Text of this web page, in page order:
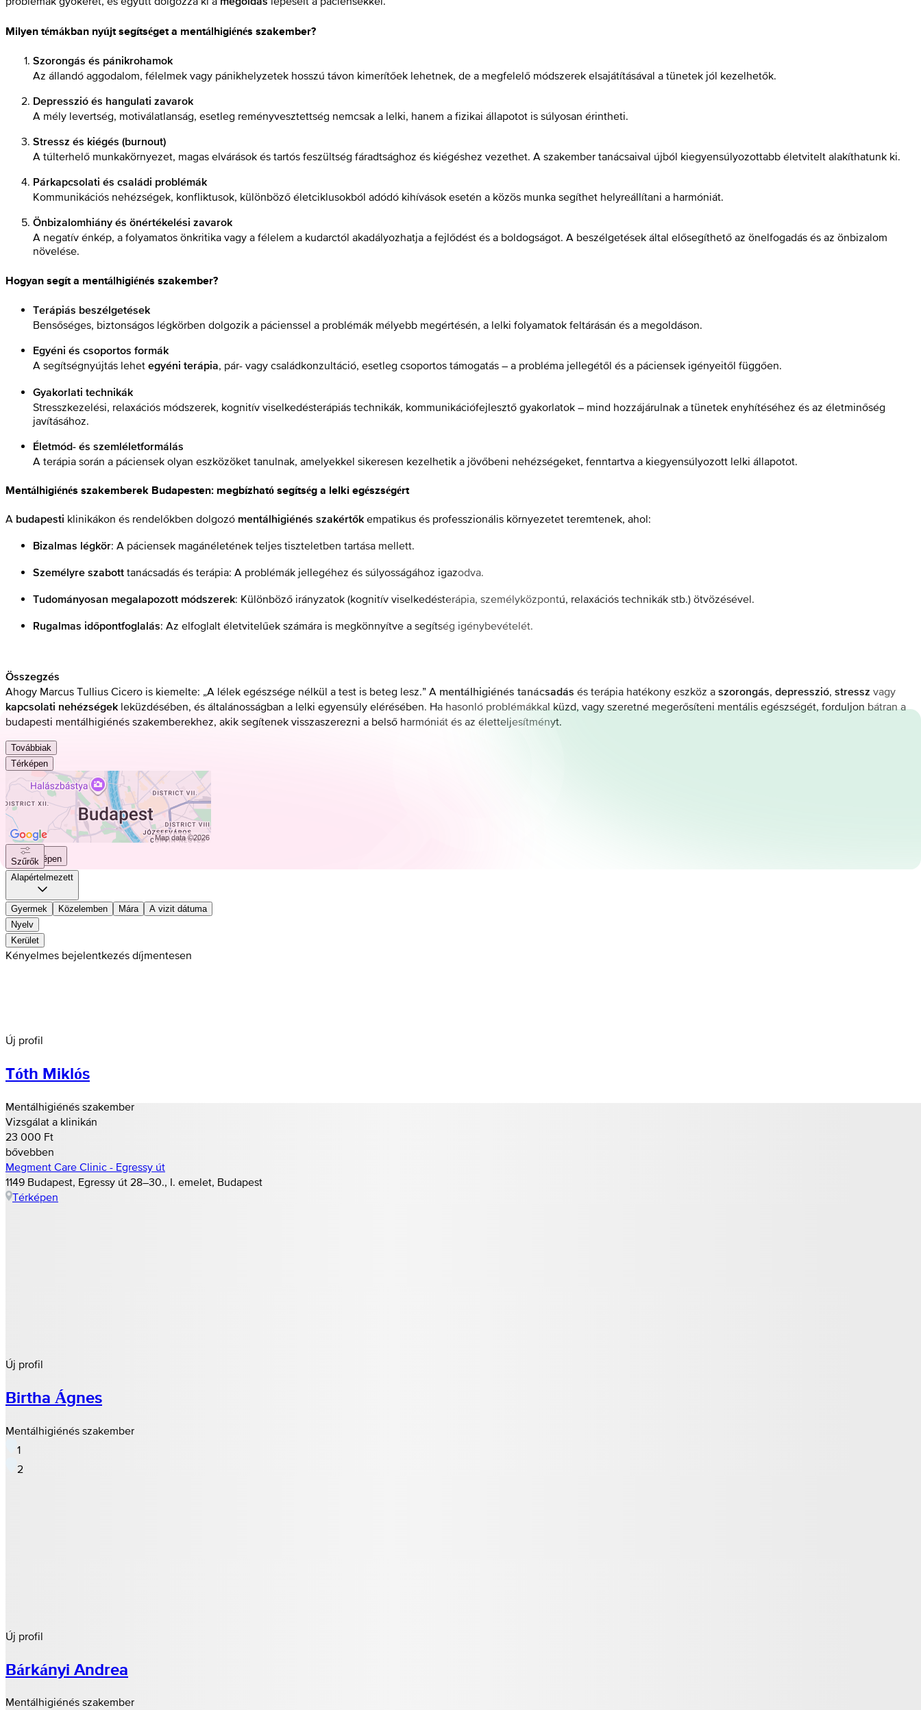
Milyen témákban nyújt segítséget a mentálhigiénés szakember?
Szorongás és pánikrohamok
Az állandó aggodalom, félelmek vagy pánikhelyzetek hosszú távon kimerítőek lehetnek, de a megfelelő módszerek elsajátításával a tünetek jól kezelhetők.
Depresszió és hangulati zavarok
A mély levertség, motiválatlanság, esetleg reményvesztettség nemcsak a lelki, hanem a fizikai állapotot is súlyosan érintheti.
Stressz és kiégés (burnout)
A túlterhelő munkakörnyezet, magas elvárások és tartós feszültség fáradtsághoz és kiégéshez vezethet. A szakember tanácsaival újból kiegyensúlyozottabb életvitelt alakíthatunk ki.
Párkapcsolati és családi problémák
Kommunikációs nehézségek, konfliktusok, különböző életciklusokból adódó kihívások esetén a közös munka segíthet helyreállítani a harmóniát.
Önbizalomhiány és önértékelési zavarok
A negatív énkép, a folyamatos önkritika vagy a félelem a kudarctól akadályozhatja a fejlődést és a boldogságot. A beszélgetések által elősegíthető az önelfogadás és az önbizalom
növelése.
Hogyan segít a mentálhigiénés szakember?
Terápiás beszélgetések
Bensőséges, biztonságos légkörben dolgozik a pácienssel a problémák mélyebb megértésén, a lelki folyamatok feltárásán és a megoldáson.
Egyéni és csoportos formák
A segítségnyújtás lehet egyéni terápia , pár- vagy családkonzultáció, esetleg csoportos támogatás – a probléma jellegétől és a páciensek igényeitől függően.
Gyakorlati technikák
Stresszkezelési, relaxációs módszerek, kognitív viselkedésterápiás technikák, kommunikációfejlesztő gyakorlatok – mind hozzájárulnak a tünetek enyhítéséhez és az életminőség
javításához.
Életmód- és szemléletformálás
A terápia során a páciensek olyan eszközöket tanulnak, amelyekkel sikeresen kezelhetik a jövőbeni nehézségeket, fenntartva a kiegyensúlyozott lelki állapotot.
Mentálhigiénés szakemberek Budapesten: megbízható segítség a lelki egészségért
A budapesti klinikákon és rendelőkben dolgozó mentálhigiénés szakértők empatikus és professzionális környezetet teremtenek, ahol:
Bizalmas légkör: A páciensek magánéletének teljes tiszteletben tartása mellett.
Személyre szabott tanácsadás és terápia: A problémák jellegéhez és súlyosságához igazodva.
Tudományosan megalapozott módszerek: Különböző irányzatok (kognitív viselkedésterápia, személyközpontú, relaxációs technikák stb.) ötvözésével.
Rugalmas időpontfoglalás: Az elfoglalt életvitelűek számára is megkönnyítve a segítség igénybevételét.
Összegzés
Ahogy Marcus Tullius Cicero is kiemelte: „A lélek egészsége nélkül a test is beteg lesz.” A mentálhigiénés tanácsadás és terápia hatékony eszköz a szorongás, depresszió, stressz vagy
kapcsolati nehézségek leküzdésében, és általánosságban a lelki egyensúly elérésében. Ha hasonló problémákkal küzd, vagy szeretné megerősíteni mentális egészségét, forduljon bátran a
budapesti mentálhigiénés szakemberekhez, akik segítenek visszaszerezni a belső harmóniát és az életteljesítményt.
Továbbiak
Térképen
Térképen
Szűrők
Alapértelmezett
Gyermek Közelemben Mára
A vizit dátuma
Nyelv
Kerület
Kényelmes bejelentkezés díjmentesen
Új profil
Tóth Miklós
Mentálhigiénés szakember
Vizsgálat a klinikán
23 000 Ft
bővebben
Megment Care Clinic - Egressy út
1149 Budapest, Egressy út 28–30., I. emelet, Budapest
Térképen
Új profil
Birtha Ágnes
Mentálhigiénés szakember
1
2
Új profil
Bárkányi Andrea
Mentálhigiénés szakember